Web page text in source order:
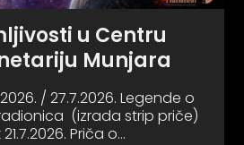
u Centru
Munjara
/ 27.7.2026. Legende o
(izrada strip priče)
21.7.2026. Priča o…